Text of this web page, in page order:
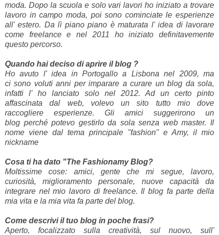
moda. Dopo la scuola e solo vari lavori ho iniziato a trovare
lavoro in campo moda, poi sono cominciate le esperienze
all' estero. Da lì piano piano è maturata l' idea di lavorare
come freelance e nel 2011 ho iniziato definitavemente
questo percorso.
Quando hai deciso di aprire il blog ?
Ho avuto l' idea in Portogallo a Lisbona nel 2009, ma
ci sono voluti anni per imparare a curare un blog da sola,
infatti l' ho lanciato solo nel 2012. Ad un certo pinto
affascinata dal web, volevo un sito tutto mio dove
raccogliere esperienze. Gli amici suggerirono un
blog perché potevo gestirlo da sola senza web master. Il
nome viene dal tema principale "fashion" e Amy, il mio
nickname
Cosa ti ha dato "The Fashionamy Blog?
Moltissime cose: amici, gente che mi segue, lavoro,
curiosità, miglioramento personale, nuove capacità da
integrare nel mio lavoro di freelance. Il blog fa parte della
mia vita e la mia vita fa parte del blog.
Come descrivi il tuo blog in poche frasi?
Aperto, focalizzato sulla creatività, sul nuovo, sull'